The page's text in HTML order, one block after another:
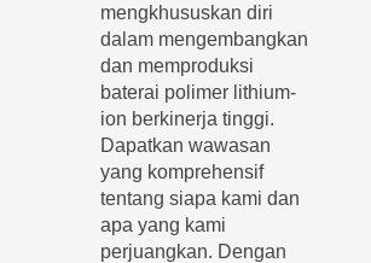
mengkhususkan diri
dalam mengembangkan
dan memproduksi
baterai polimer lithium-
ion berkinerja tinggi.
Dapatkan wawasan
yang komprehensif
tentang siapa kami dan
apa yang kami
perjuangkan. Dengan